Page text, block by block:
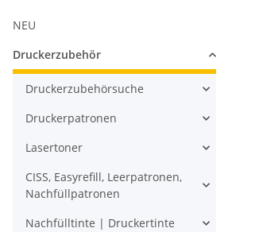
NEU
Druckerzubehör
Druckerzubehörsuche
Druckerpatronen
Lasertoner
CISS, Easyrefill, Leerpatronen,
Nachfüllpatronen
Nachfülltinte | Druckertinte